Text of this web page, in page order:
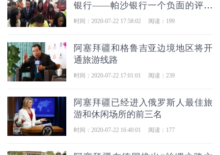
银行——帕沙银行一个负面的评级
前景
时间：2020-07-22 17:58:02 阅读：199
阿塞拜疆和格鲁吉亚边境地区将开
通旅游线路
时间：2020-07-22 17:01:01 阅读：239
阿塞拜疆已经进入俄罗斯人最佳旅
游和休闲场所的前三名
时间：2020-07-22 16:40:01 阅读：177